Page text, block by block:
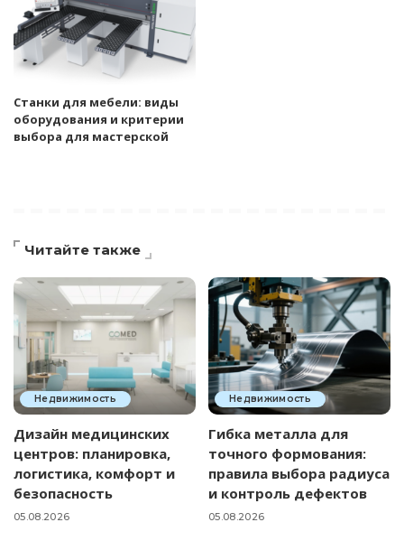
Станки для мебели: виды
оборудования и критерии
выбора для мастерской
Читайте также
Недвижимость
Дизайн медицинских
центров: планировка,
логистика, комфорт и
безопасность
05.08.2026
Недвижимость
Гибка металла для
точного формования:
правила выбора радиуса
и контроль дефектов
05.08.2026